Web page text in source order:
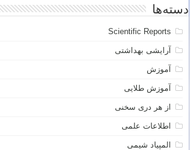
دسته‌ها
Scientific Reports
آرایشی بهداشتی
آموزش
آموزش طلایی
از هر دری سخنی
اطلاعات علمی
المپیاد شیمی